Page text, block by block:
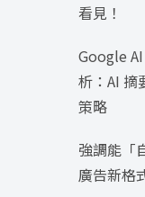
看見！
Google
析：AI 摘
策略
強調能「
廣告新格